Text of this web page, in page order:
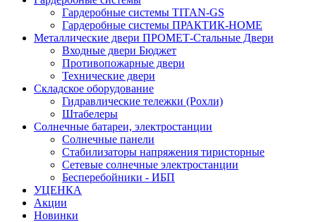
Гардеробные системы TITAN-GS
Гардеробные системы ПРАКТИК-HOME
Металлические двери ПРОМЕТ-Стальные Двери
Входные двери Бюджет
Противопожарные двери
Технические двери
Складское оборудование
Гидравлические тележки (Рохли)
Штабелеры
Солнечные батареи, электростанции
Солнечные панели
Стабилизаторы напряжения тиристорные
Сетевые солнечные электростанции
Бесперебойники - ИБП
УЦЕНКА
Акции
Новинки